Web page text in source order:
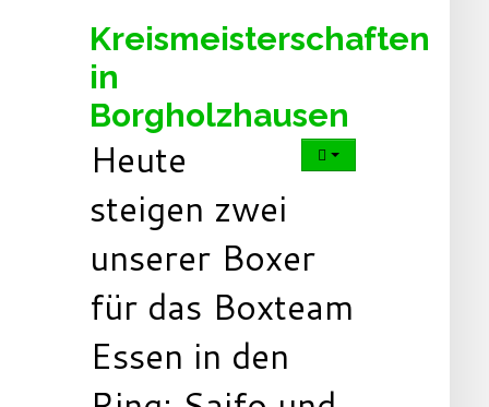
Kreismeisterschaften
in
Borgholzhausen
Heute
steigen zwei
unserer Boxer
für das Boxteam
Essen in den